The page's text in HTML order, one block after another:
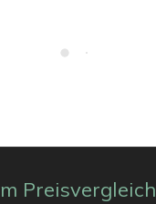
Preisvergleich